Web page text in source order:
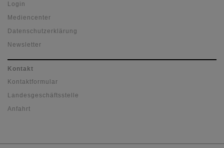
Login
Mediencenter
Datenschutzerklärung
Newsletter
Kontakt
Kontaktformular
Landesgeschäftsstelle
Anfahrt